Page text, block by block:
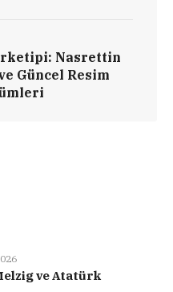
Nasrettin
Güncel Resim
ve Atatürk